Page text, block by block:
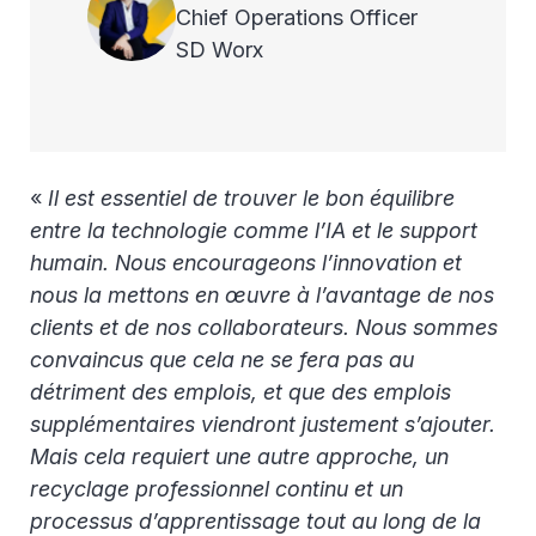
Chief Operations Officer
SD Worx
« Il est essentiel de trouver le bon équilibre
entre la technologie comme l’IA et le support
humain. Nous encourageons l’innovation et
nous la mettons en œuvre à l’avantage de nos
clients et de nos collaborateurs. Nous sommes
convaincus que cela ne se fera pas au
détriment des emplois, et que des emplois
supplémentaires viendront justement s’ajouter.
Mais cela requiert une autre approche, un
recyclage professionnel continu et un
processus d’apprentissage tout au long de la